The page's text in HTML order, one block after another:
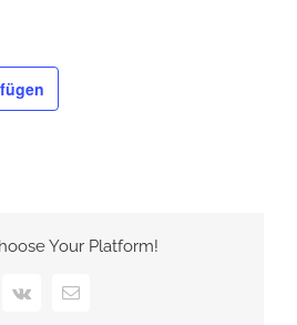
Your Platform!
Vk
E-